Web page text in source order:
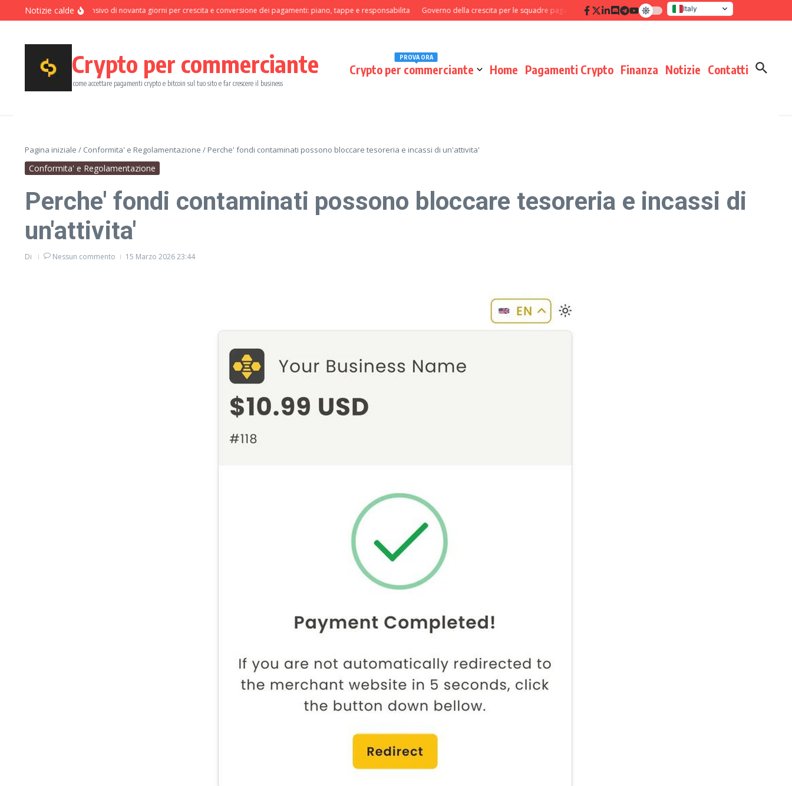
Salta al contenuto
Notizie calde
Programma intensivo di novanta giorni per crescita e conversione dei pagamenti: piano, tappe e responsabilita Governo della crescita per le squadre pagamenti: disciplina di processo che moltiplica i risultati
Italy
United States
Crypto per commerciante
come accettare pagamenti crypto e bitcoin sul tuo sito e far crescere il business
Crypto per commerciante
PROVA ORA
Home Pagamenti Crypto Finanza Notizie Contatti
Pagina iniziale / Conformita' e Regolamentazione / Perche' fondi contaminati possono bloccare tesoreria e incassi di un'attivita'
Conformita' e Regolamentazione
Perche' fondi contaminati possono bloccare tesoreria e incassi di
un'attivita'
Di Nessun commento 15 Marzo 202623:44